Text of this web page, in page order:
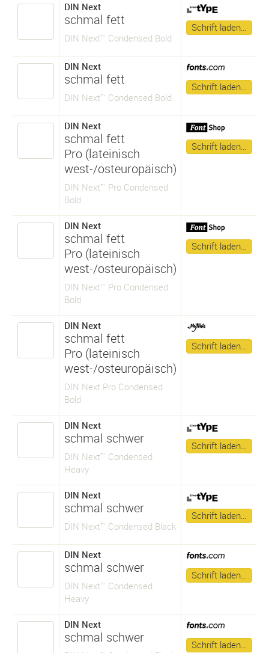
DIN Next
schmal fett
DIN Next™ Condensed Bold
Schrift laden…
DIN Next
schmal fett
DIN Next™ Condensed Bold
Schrift laden…
DIN Next
schmal fett
Pro (lateinisch
west-/osteuropäisch)
DIN Next™ Pro Condensed
Bold
Schrift laden…
DIN Next
schmal fett
Pro (lateinisch
west-/osteuropäisch)
DIN Next™ Pro Condensed
Bold
Schrift laden…
DIN Next
schmal fett
Pro (lateinisch
west-/osteuropäisch)
DIN Next Pro Condensed
Bold
Schrift laden…
DIN Next
schmal schwer
DIN Next™ Condensed
Heavy
Schrift laden…
DIN Next
schmal schwer
DIN Next™ Condensed Black
Schrift laden…
DIN Next
schmal schwer
DIN Next™ Condensed
Heavy
Schrift laden…
DIN Next
schmal schwer Schrift laden…